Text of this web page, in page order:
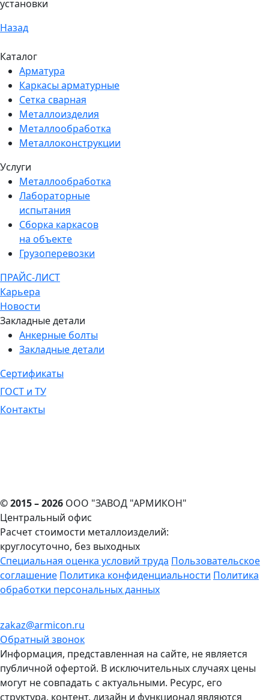
Назад
Каталог
Арматура
Каркасы арматурные
Сетка сварная
Металлоизделия
Металлообработка
Металлоконструкции
Услуги
Металлообработка
Лабораторные
испытания
Сборка каркасов
на объекте
Грузоперевозки
ПРАЙС-ЛИСТ
Карьера
Новости
Закладные детали
Анкерные болты
Закладные детали
Сертификаты
ГОСТ и ТУ
Контакты
© 2015 – 2026 ООО "ЗАВОД "АРМИКОН"
Центральный офис
Расчет стоимости металлоизделий:
круглосуточно, без выходных
Cпециальная оценка условий труда Пользовательское
соглашение Политика конфиденциальности Политика
обработки персональных данных
zakaz@armicon.ru
Обратный звонок
Информация, представленная на сайте, не является
публичной офертой. В исключительных случаях цены
могут не совпадать с актуальными. Ресурс, его
структура, контент, дизайн и функционал являются